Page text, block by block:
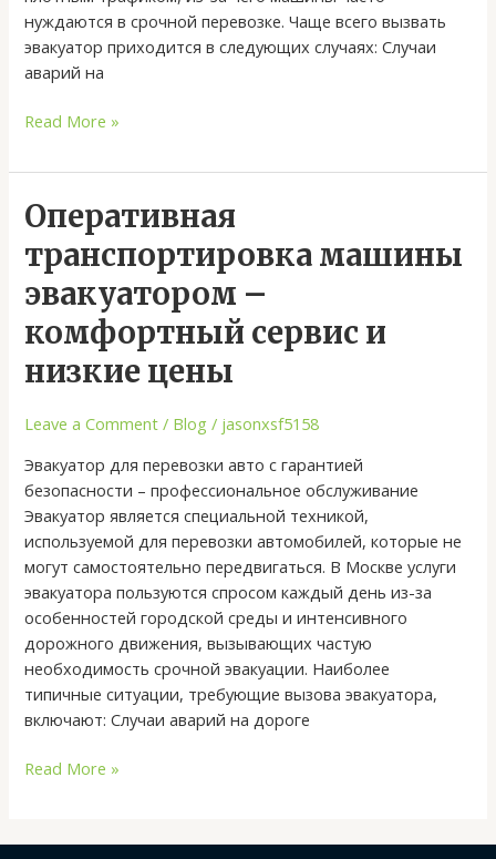
нуждаются в срочной перевозке. Чаще всего вызвать
эвакуатор приходится в следующих случаях: Случаи
аварий на
Read More »
Оперативная
транспортировка машины
эвакуатором –
комфортный сервис и
низкие цены
Leave a Comment / Blog / jasonxsf5158
Эвакуатор для перевозки авто с гарантией
безопасности – профессиональное обслуживание
Эвакуатор является специальной техникой,
используемой для перевозки автомобилей, которые не
могут самостоятельно передвигаться. В Москве услуги
эвакуатора пользуются спросом каждый день из-за
особенностей городской среды и интенсивного
дорожного движения, вызывающих частую
необходимость срочной эвакуации. Наиболее
типичные ситуации, требующие вызова эвакуатора,
включают: Случаи аварий на дороге
Оперативная
транспортировка
машины
эвакуатором
–
комфортный
сервис
и
цены
Read More »